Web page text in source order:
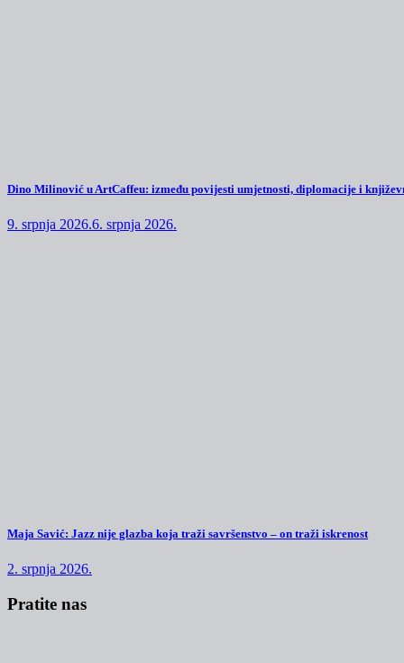
Dino Milinović u ArtCaffeu: između povijesti umjetnosti, diplomacije i
9. srpnja 2026.6. srpnja 2026.
Maja Savić: Jazz nije glazba koja traži savršenstvo – on traži iskrenost
2. srpnja 2026.
Pratite nas